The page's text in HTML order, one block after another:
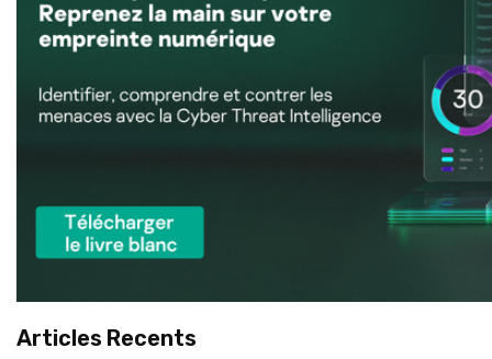
Articles Recents